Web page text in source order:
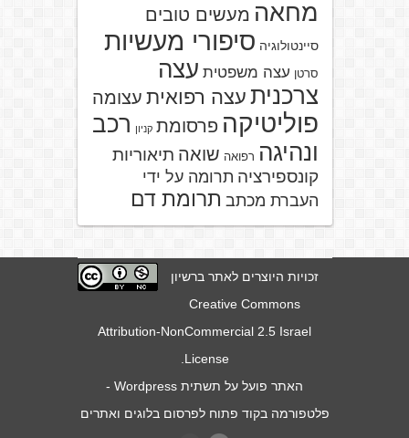
מחאה מעשים טובים
סיינטולוגיה סיפורי מעשיות
סרטן עצה משפטית עצה
צרכנית עצה רפואית עצומה
פוליטיקה פרסומת קניון רכב
ונהיגה רפואה שואה תיאוריות
קונספירציה תרומה על ידי
העברת מכתב תרומת דם
זכויות היוצרים לאתר ברשיון
Creative Commons
Attribution-NonCommercial 2.5 Israel
License
האתר פועל על תשתית Wordpress
-
פלטפורמה בקוד פתוח לפרסום בלוגים ואתרים